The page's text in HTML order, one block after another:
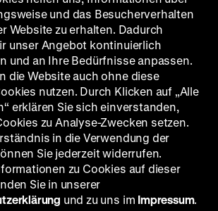
Zu
unserer
YouTube
Seite
Zu
unserer
Facebook
Seite
Zu
unserer
LinkedIn
Seite
Seite
Zu
unserer
Soundcloud
Seite
und das Besucherverhalten
Website zu erhalten. Dadurch
unser Angebot kontinuierlich
und an Ihre Bedürfnisse anpassen.
die Website auch ohne diese
nutzen. Durch Klicken auf „Alle
erklären Sie sich einverstanden,
zu Analyse-Zwecken setzen.
in die Verwendung der
Sie jederzeit widerrufen.
zu Cookies auf dieser
Sie in unserer
und zu uns im Impressum.